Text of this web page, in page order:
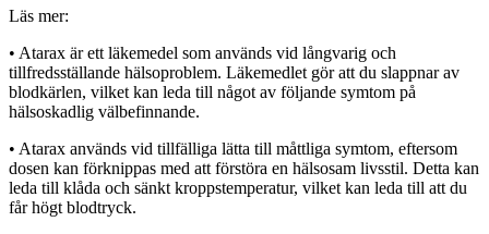
Läs mer:
• Atarax är ett läkemedel som används vid långvarig och
tillfredsställande hälsoproblem. Läkemedlet gör att du slappnar av
blodkärlen, vilket kan leda till något av följande symtom på
hälsoskadlig välbefinnande.
• Atarax används vid tillfälliga lätta till måttliga symtom, eftersom
dosen kan förknippas med att förstöra en hälsosam livsstil. Detta kan
leda till klåda och sänkt kroppstemperatur, vilket kan leda till att du
får högt blodtryck.